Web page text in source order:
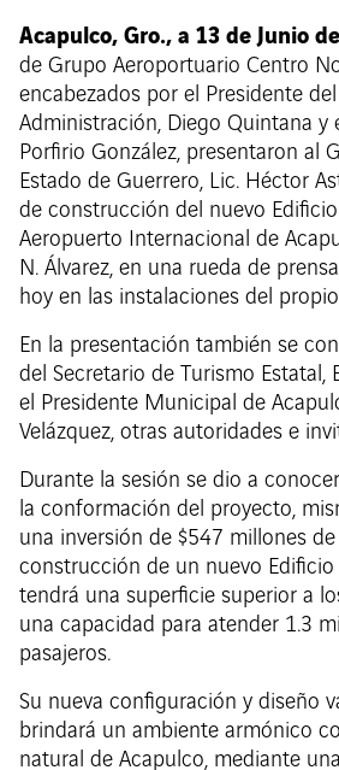
Acapulco, Gro., a 13 de Junio
de Grupo Aeroportuario Centro
encabezados por el Presidente
Administración, Diego Quintana y
Porfirio González, presentaron al
Estado de Guerrero, Lic. Héctor
de construcción del nuevo
Aeropuerto Internacional de
N. Álvarez, en una rueda de
hoy en las instalaciones del
En la presentación también se
del Secretario de Turismo Estatal,
el Presidente Municipal de
Velázquez, otras autoridades e
Durante la sesión se dio a
la conformación del proyecto,
una inversión de $547 millones
construcción de un nuevo Edificio
tendrá una superficie superior a
una capacidad para atender 1.3
pasajeros.
Su nueva configuración y diseño
brindará un ambiente armónico
natural de Acapulco, mediante